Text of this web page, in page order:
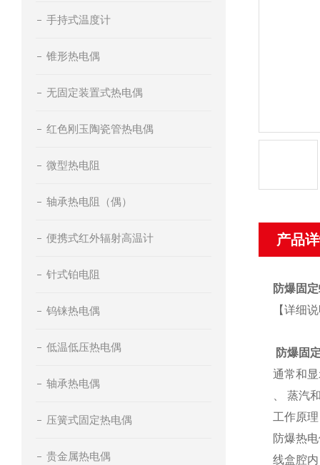
手持式温度计
锥形热电偶
无固定装置式热电偶
红色刚玉陶瓷管热电偶
微型热电阻
轴承热电阻（偶）
便携式红外辐射高温计
针式铂电阻
钨铼热电偶
低温低压热电偶
轴承热电偶
压簧式固定热电偶
贵金属热电偶
产品
防爆固
【详细
防爆固
通常和
、 蒸汽
工作原
防爆热
线盒腔